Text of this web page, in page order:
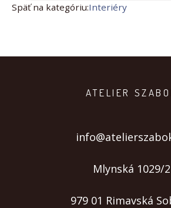
Späť na kategóriu:Interiéry
ATELIER
Mlynská 1029/2
979 01 Rimavská